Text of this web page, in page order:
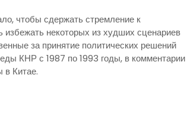
чтобы сдержать стремление к
некоторых из худших сценариев
за принятие политических решений
КНР с 1987 по 1993 годы, в комментарии
в Китае.